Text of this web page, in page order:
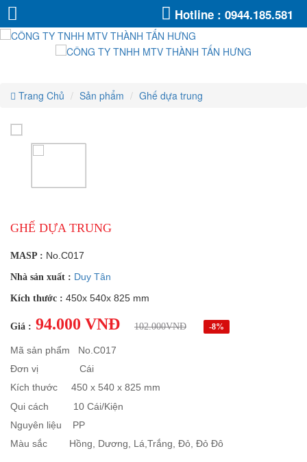
Ghế
dựa
trung
Ghế
dựa
Ghế
dựa
trung
Ghế
dựa
trung
Ghế
trung
Ghế
trung Hotline : 0944.185.581
Trang Chủ Sản phẩm Ghế dựa trung
GHẾ DỰA TRUNG
MASP : No.C017
Nhà sản xuất : Duy Tân
Kích thước : 450x 540x 825 mm
Giá : 94.000 VNĐ 102.000VNĐ -8%
Mã sản phẩm No.C017
Đơn vị Cái
Kích thước 450 x 540 x 825 mm
Qui cách 10 Cái/Kiện
Nguyên liệu PP
Màu sắc Hồng, Dương, Lá,Trắng, Đỏ, Đỏ Đô